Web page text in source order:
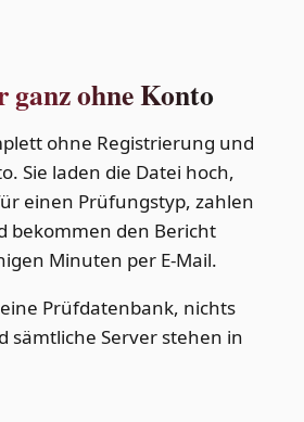
ganz ohne Konto
ohne Registrierung und
Sie laden die Datei hoch,
einen Prüfungstyp, zahlen
bekommen den Bericht
Minuten per E-Mail.
Prüfdatenbank, nichts
sämtliche Server stehen in